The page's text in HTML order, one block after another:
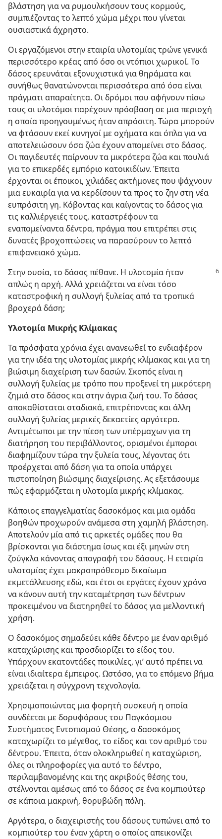
βλάστηση για να ρυμουλκήσουν τους κορμούς,
συμπιέζοντας το λεπτό χώμα μέχρι που γίνεται
ουσιαστικά άχρηστο.
Οι εργαζόμενοι στην εταιρία υλοτομίας τρώνε γενικά
περισσότερο κρέας από όσο οι ντόπιοι χωρικοί. Το
δάσος ερευνάται εξονυχιστικά για θηράματα και
συνήθως θανατώνονται περισσότερα από όσα είναι
πράγματι απαραίτητα. Οι δρόμοι που αφήνουν πίσω
τους οι υλοτόμοι παρέχουν πρόσβαση σε μια περιοχή
η οποία προηγουμένως ήταν απρόσιτη. Τώρα μπορούν
να φτάσουν εκεί κυνηγοί με οχήματα και όπλα για να
αποτελειώσουν όσα ζώα έχουν απομείνει στο δάσος.
Οι παγιδευτές παίρνουν τα μικρότερα ζώα και πουλιά
για το επικερδές εμπόριο κατοικιδίων. Έπειτα
έρχονται οι έποικοι, χιλιάδες ακτήμονες που ψάχνουν
μια ευκαιρία για να κερδίσουν τα προς το ζην στη νέα
ευπρόσιτη γη. Κόβοντας και καίγοντας το δάσος για
τις καλλιέργειές τους, καταστρέφουν τα
εναπομείναντα δέντρα, πράγμα που επιτρέπει στις
δυνατές βροχοπτώσεις να παρασύρουν το λεπτό
επιφανειακό χώμα.
Στην ουσία, το δάσος πέθανε. Η υλοτομία ήταν
απλώς η αρχή. Αλλά χρειάζεται να είναι τόσο
καταστροφική η συλλογή ξυλείας από τα τροπικά
βροχερά δάση;
Υλοτομία Μικρής Κλίμακας
Τα πρόσφατα χρόνια έχει ανανεωθεί το ενδιαφέρον
για την ιδέα της υλοτομίας μικρής κλίμακας και για τη
βιώσιμη διαχείριση των δασών. Σκοπός είναι η
συλλογή ξυλείας με τρόπο που προξενεί τη μικρότερη
ζημιά στο δάσος και στην άγρια ζωή του. Το δάσος
αποκαθίσταται σταδιακά, επιτρέποντας και άλλη
συλλογή ξυλείας μερικές δεκαετίες αργότερα.
Αντιμέτωποι με την πίεση των υπέρμαχων για τη
διατήρηση του περιβάλλοντος, ορισμένοι έμποροι
διαφημίζουν τώρα την ξυλεία τους, λέγοντας ότι
προέρχεται από δάση για τα οποία υπάρχει
πιστοποίηση βιώσιμης διαχείρισης. Ας εξετάσουμε
πώς εφαρμόζεται η υλοτομία μικρής κλίμακας.
Κάποιος επαγγελματίας δασοκόμος και μια ομάδα
βοηθών προχωρούν ανάμεσα στη χαμηλή βλάστηση.
Αποτελούν μία από τις αρκετές ομάδες που θα
βρίσκονται για διάστημα ίσως και έξι μηνών στη
ζούγκλα κάνοντας απογραφή του δάσους. Η εταιρία
υλοτομίας έχει μακροπρόθεσμο δικαίωμα
εκμετάλλευσης εδώ, και έτσι οι εργάτες έχουν χρόνο
να κάνουν αυτή την καταμέτρηση των δέντρων
προκειμένου να διατηρηθεί το δάσος για μελλοντική
χρήση.
Ο δασοκόμος σημαδεύει κάθε δέντρο με έναν αριθμό
καταχώρισης και προσδιορίζει το είδος του.
Υπάρχουν εκατοντάδες ποικιλίες, γι’ αυτό πρέπει να
είναι ιδιαίτερα έμπειρος. Ωστόσο, για το επόμενο βήμα
χρειάζεται η σύγχρονη τεχνολογία.
Χρησιμοποιώντας μια φορητή συσκευή η οποία
συνδέεται με δορυφόρους του Παγκόσμιου
Συστήματος Εντοπισμού Θέσης, ο δασοκόμος
καταχωρίζει το μέγεθος, το είδος και τον αριθμό του
δέντρου. Έπειτα, όταν ολοκληρωθεί η καταχώριση,
όλες οι πληροφορίες για αυτό το δέντρο,
περιλαμβανομένης και της ακριβούς θέσης του,
στέλνονται αμέσως από το δάσος σε ένα κομπιούτερ
σε κάποια μακρινή, θορυβώδη πόλη.
Αργότερα, ο διαχειριστής του δάσους τυπώνει από το
κομπιούτερ του έναν χάρτη ο οποίος απεικονίζει